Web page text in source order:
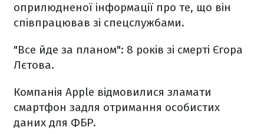
оприлюдненої інформації про те, що він
співпрацював зі спецслужбами.
"Все йде за планом": 8 років зі смерті Єгора
Лєтова.
Компанія Apple відмовилися зламати
смартфон задля отримання особистих
даних для ФБР.